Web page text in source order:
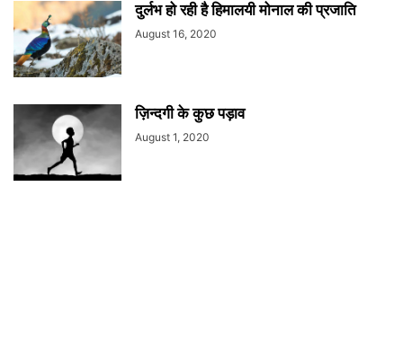
दुर्लभ हो रही है हिमालयी मोनाल की प्रजाति
August 16, 2020
ज़िन्दगी के कुछ पड़ाव
August 1, 2020